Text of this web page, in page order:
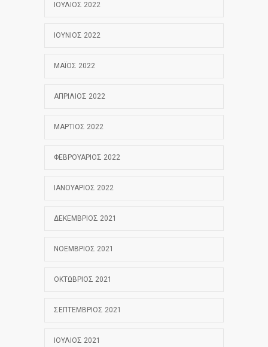
ΙΟΎΛΙΟΣ 2022
ΙΟΎΝΙΟΣ 2022
ΜΆΙΟΣ 2022
ΑΠΡΊΛΙΟΣ 2022
ΜΆΡΤΙΟΣ 2022
ΦΕΒΡΟΥΆΡΙΟΣ 2022
ΙΑΝΟΥΆΡΙΟΣ 2022
ΔΕΚΈΜΒΡΙΟΣ 2021
ΝΟΈΜΒΡΙΟΣ 2021
ΟΚΤΏΒΡΙΟΣ 2021
ΣΕΠΤΈΜΒΡΙΟΣ 2021
ΙΟΎΛΙΟΣ 2021